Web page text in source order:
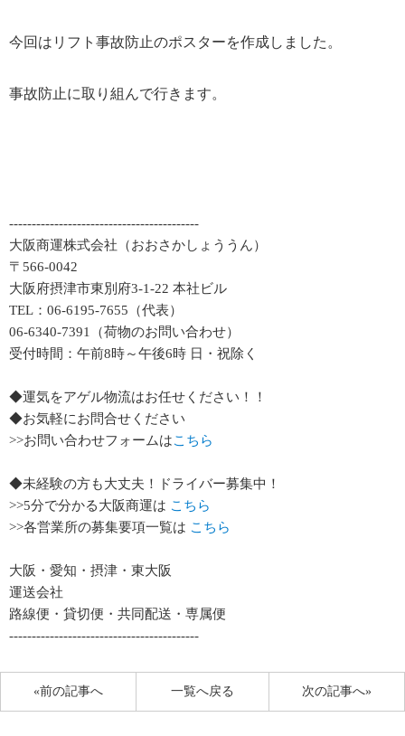
今回はリフト事故防止のポスターを作成しました。
事故防止に取り組んで行きます。
------------------------------------------
大阪商運株式会社（おおさかしょううん）
〒566-0042
大阪府摂津市東別府3-1-22 本社ビル
TEL：06-6195-7655（代表）
06-6340-7391（荷物のお問い合わせ）
受付時間：午前8時～午後6時 日・祝除く
◆運気をアゲル物流はお任せください！！
◆お気軽にお問合せください
>>お問い合わせフォームはこちら
◆未経験の方も大丈夫！ドライバー募集中！
>>5分で分かる大阪商運は こちら
>>各営業所の募集要項一覧は こちら
大阪・愛知・摂津・東大阪
運送会社
路線便・貸切便・共同配送・専属便
------------------------------------------
«前の記事へ 次の記事へ»
一覧へ戻る